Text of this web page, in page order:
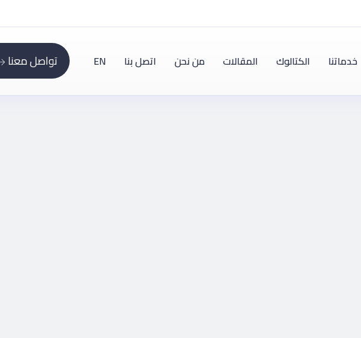
خدماتنا الكتالوك المقالات من نحن اتصل بنا EN تواصل معنا